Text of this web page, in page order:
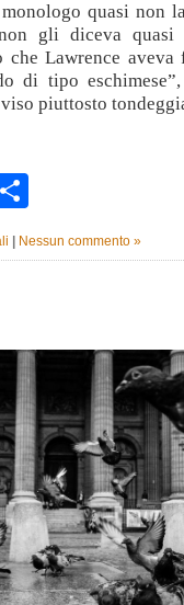
quasi non
gli diceva quasi
Lawrence aveva
di tipo
piuttosto
WhatsApp
| Nessun commento »